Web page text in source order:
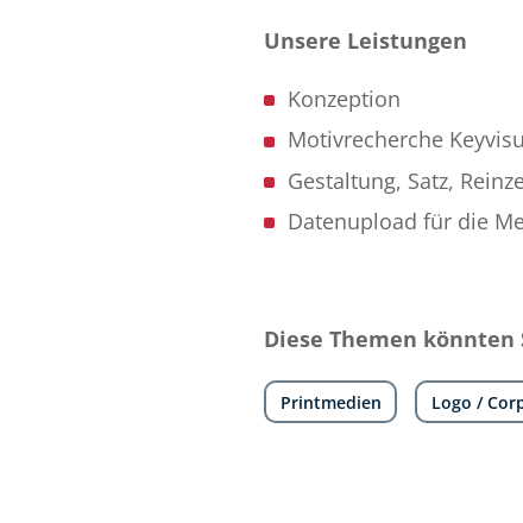
Unsere Leistungen
Konzeption
Motivrecherche
Gestaltung, Satz,
Datenupload für die
Diese Themen
Printmedien Logo /